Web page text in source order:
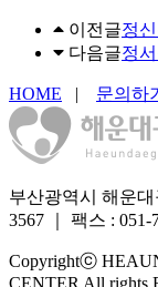
이전글정
다음글정
HOME | 문의하기
부산광역시 해운
3567
팩스 : 051-
Copyrightⓒ
CENTER All rights